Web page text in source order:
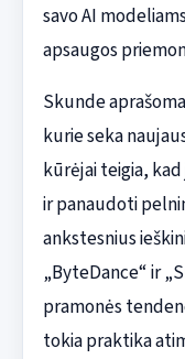
savo AI
apsaugos
Skunde
kurie seka
kūrėjai teigia,
ir panaudoti
ankstesnius
„ByteDance“ ir
pramonės
tokia praktika